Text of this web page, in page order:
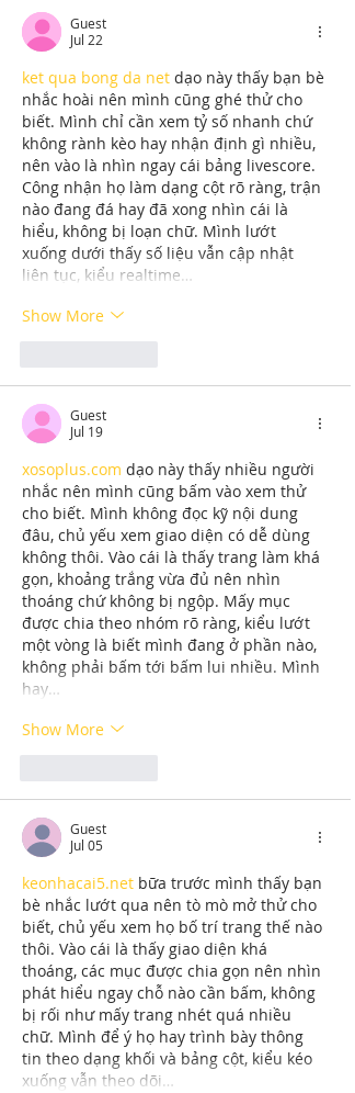
Guest
Jul 22
ket qua bong da net dạo này thấy bạn bè
nhắc hoài nên mình cũng ghé thử cho
biết. Mình chỉ cần xem tỷ số nhanh chứ
không rành kèo hay nhận định gì nhiều,
nên vào là nhìn ngay cái bảng livescore.
Công nhận họ làm dạng cột rõ ràng, trận
nào đang đá hay đã xong nhìn cái là
hiểu, không bị loạn chữ. Mình lướt
xuống dưới thấy số liệu vẫn cập nhật
liên tục, kiểu realtime…
Show More
Guest
Jul 19
xosoplus.com dạo này thấy nhiều người
nhắc nên mình cũng bấm vào xem thử
cho biết. Mình không đọc kỹ nội dung
đâu, chủ yếu xem giao diện có dễ dùng
không thôi. Vào cái là thấy trang làm khá
gọn, khoảng trắng vừa đủ nên nhìn
thoáng chứ không bị ngộp. Mấy mục
được chia theo nhóm rõ ràng, kiểu lướt
một vòng là biết mình đang ở phần nào,
không phải bấm tới bấm lui nhiều. Mình
hay…
Show More
Guest
Jul 05
keonhacai5.net bữa trước mình thấy bạn
bè nhắc lướt qua nên tò mò mở thử cho
biết, chủ yếu xem họ bố trí trang thế nào
thôi. Vào cái là thấy giao diện khá
thoáng, các mục được chia gọn nên nhìn
phát hiểu ngay chỗ nào cần bấm, không
bị rối như mấy trang nhét quá nhiều
chữ. Mình để ý họ hay trình bày thông
tin theo dạng khối và bảng cột, kiểu kéo
xuống vẫn theo dõi…